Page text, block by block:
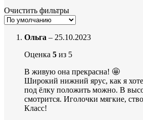
Очистить фильтры
Ольга – 25.10.2023
Оценка 5 из 5
В живую она прекрасна! 🤩
Широкий нижний ярус, как я
под ёлку положить можно. В
смотрится. Иголочки мягкие,
Класс!